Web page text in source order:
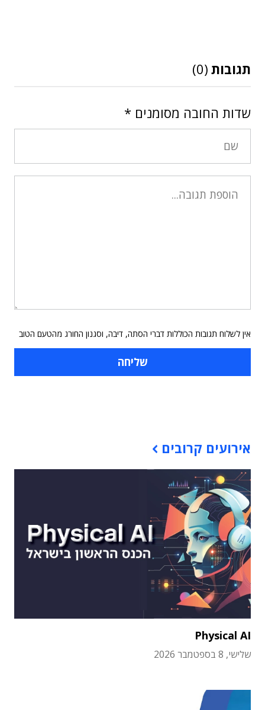
תגובות (0)
שדות החובה מסומנים *
אין לשלוח תגובות הכוללות דברי הסתה, דיבה, וסגנון החורג מהטעם הטוב
אירועים קרובים
Physical AI
שלישי, 8 בספטמבר 2026